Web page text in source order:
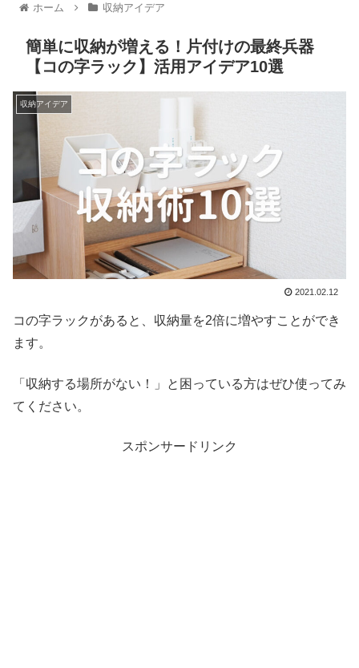
ホーム 収納アイデア
簡単に収納が増える！片付けの最終兵器
【コの字ラック】活用アイデア10選
収納アイデア
2021.02.12
コの字ラックがあると、収納量を2倍に増やすことができ
ます。
「収納する場所がない！」と困っている方はぜひ使ってみ
てください。
スポンサードリンク